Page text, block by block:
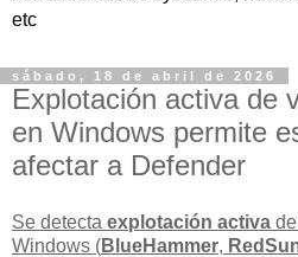
etc
sábado, 18 de abril de 2026
Explotación activa de
en Windows permite
afectar a Defender
Se detecta explotación activa
Windows (BlueHammer,